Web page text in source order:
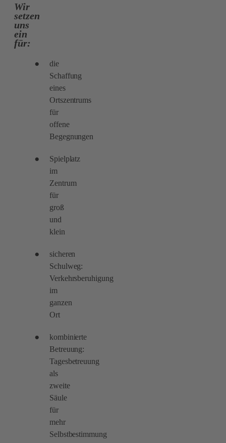
Wir
setzen
uns
ein
für:
die
Schaffung
eines
Ortszentrums
für
offene
Begegnungen
Spielplatz
im
Zentrum
für
groß
und
klein
sicheren
Schulweg:
Verkehrsberuhigung
im
ganzen
Ort
kombinierte
Betreuung:
Tagesbetreuung
als
zweite
Säule
für
mehr
Selbstbestimmung